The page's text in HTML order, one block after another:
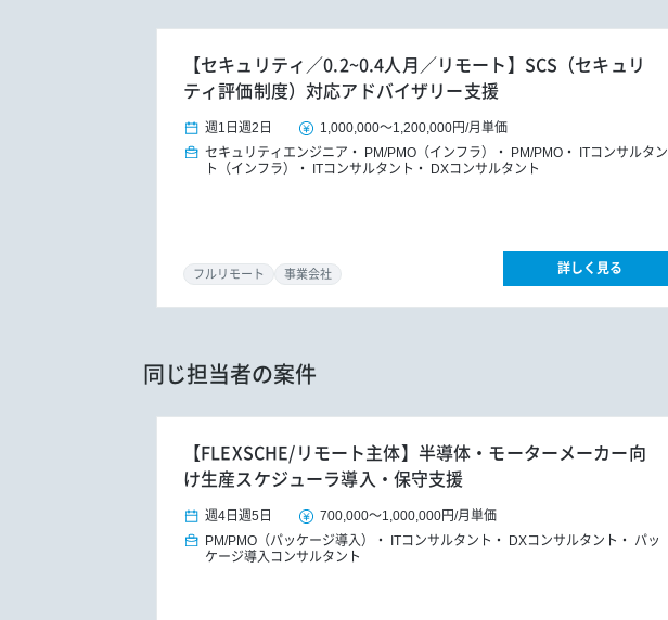
【セキュリティ／0.2~0.4人月／リモート】SCS（セキュリ
ティ評価制度）対応アドバイザリー支援
週1日 週2日 1,000,000～1,200,000円/月単価
セキュリティエンジニア
PM/PMO（インフラ） PM/PMO
ITコンサルタン
ト（インフラ）
ITコンサルタント DXコンサルタント
フルリモート 事業会社 詳しく見る
同じ担当者の案件
【FLEXSCHE/リモート主体】半導体・モーターメーカー向
け生産スケジューラ導入・保守支援
週4日 週5日 700,000～1,000,000円/月単価
PM/PMO（パッケージ導入）
ITコンサルタント DXコンサルタント
パッ
ケージ導入コンサルタント